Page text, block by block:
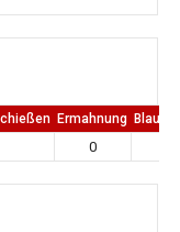
Ermahnung Blaue
0